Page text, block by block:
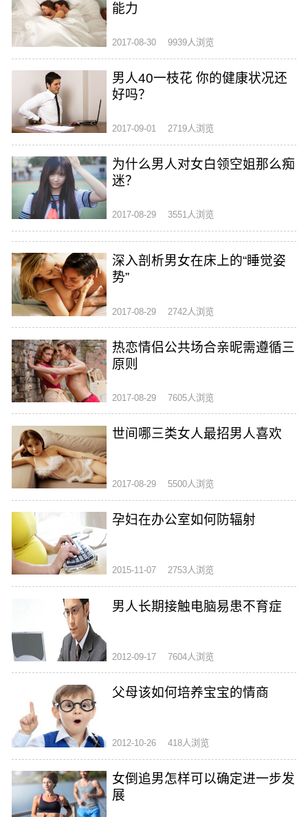
能力
2017-08-30 9939人浏览
男人40一枝花 你的健康状况还
好吗？
2017-09-01 2719人浏览
为什么男人对女白领空姐那么痴
迷？
2017-08-29 3551人浏览
深入剖析男女在床上的“睡觉姿
势”
2017-08-29 2742人浏览
热恋情侣公共场合亲昵需遵循三
原则
2017-08-29 7605人浏览
世间哪三类女人最招男人喜欢
2017-08-29 5500人浏览
孕妇在办公室如何防辐射
2015-11-07 2753人浏览
男人长期接触电脑易患不育症
2012-09-17 7604人浏览
父母该如何培养宝宝的情商
2012-10-26 418人浏览
女倒追男怎样可以确定进一步发
展